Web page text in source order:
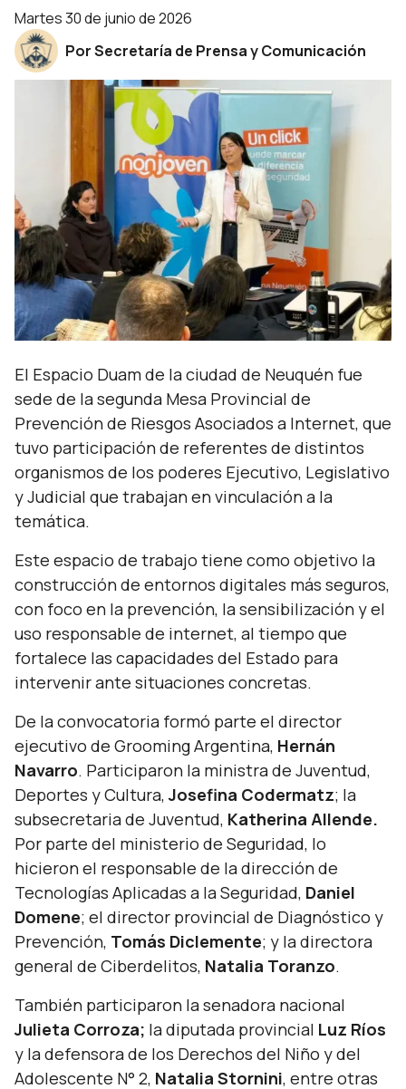
martes 30 de junio de 2026
Por Secretaría de Prensa y Comunicación
El Espacio Duam de la ciudad de Neuquén fue
sede de la segunda Mesa Provincial de
Prevención de Riesgos Asociados a Internet, que
tuvo participación de referentes de distintos
organismos de los poderes Ejecutivo, Legislativo
y Judicial que trabajan en vinculación a la
temática.
Este espacio de trabajo tiene como objetivo la
construcción de entornos digitales más seguros,
con foco en la prevención, la sensibilización y el
uso responsable de internet, al tiempo que
fortalece las capacidades del Estado para
intervenir ante situaciones concretas.
De la convocatoria formó parte el director
ejecutivo de Grooming Argentina, Hernán
Navarro. Participaron la ministra de Juventud,
Deportes y Cultura,Josefina Codermatz; la
subsecretaria de Juventud, Katherina Allende.
Por parte del ministerio de Seguridad, lo
hicieron el responsable de la dirección de
Tecnologías Aplicadas a la Seguridad, Daniel
Domene; el director provincial de Diagnóstico y
Prevención, Tomás Diclemente; y la directora
general de Ciberdelitos, Natalia Toranzo.
También participaron la senadora nacional
Julieta Corroza; la diputada provincial Luz Ríos
y la defensora de los Derechos del Niño y del
Adolescente N° 2, Natalia Stornini, entre otras